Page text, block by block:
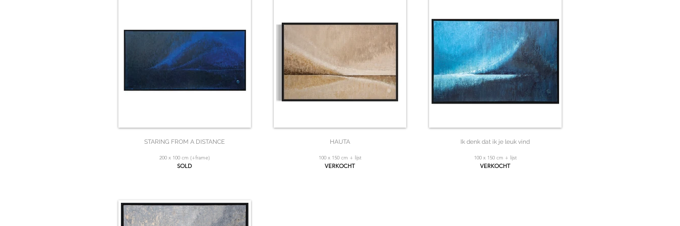
STARING FROM A DISTANCE
200 x 100 cm (+frame)
SOLD
HAUTA
100 x 150 cm + lijst
VERKOCHT
Ik denk dat ik je leuk vind
100 x 150 cm + lijst
VERKOCHT